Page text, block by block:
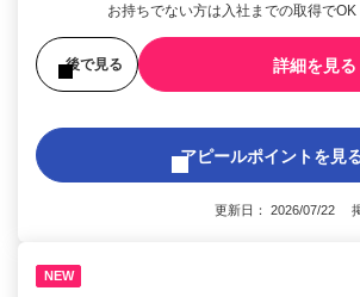
お持ちでない方は入社までの取得でOK
後で見る 詳細を見る
アピールポイントを見
更新日： 2026/07/22
NEW